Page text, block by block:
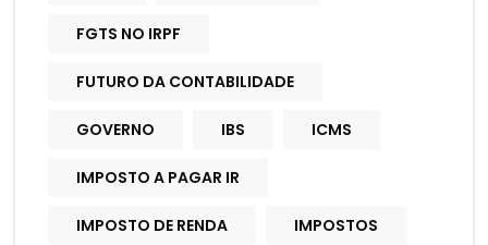
FGTS NO IRPF
FUTURO DA CONTABILIDADE
GOVERNO IBS ICMS
IMPOSTO A PAGAR IR
IMPOSTO DE RENDA IMPOSTOS